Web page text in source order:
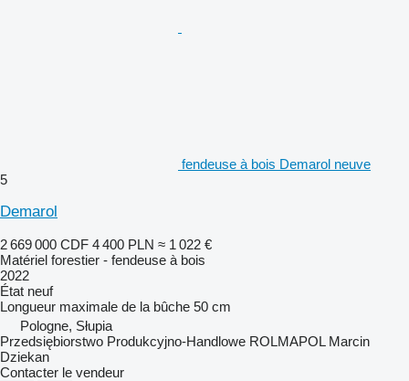
fendeuse à bois Demarol neuve
5
Demarol
2 669 000 CDF 4 400 PLN ≈ 1 022 €
Matériel forestier - fendeuse à bois
2022
État neuf
Longueur maximale de la bûche 50 cm
Pologne, Słupia
Przedsiębiorstwo Produkcyjno-Handlowe ROLMAPOL Marcin
Dziekan
Contacter le vendeur